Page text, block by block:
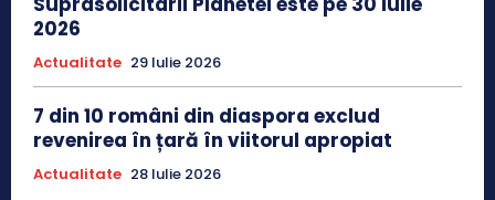
2026
Actualitate 29 Iulie 2026
7 din 10 români din diaspora exclud
revenirea în țară în viitorul apropiat
Actualitate 28 Iulie 2026